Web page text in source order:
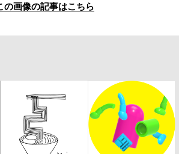
の画像の記事はこちら